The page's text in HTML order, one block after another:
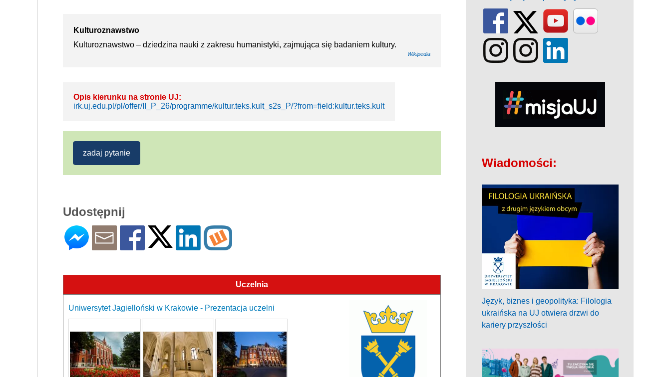
Kulturoznawstwo
Kulturoznawstwo – dziedzina nauki z zakresu humanistyki, zajmująca się badaniem kultury.
Wikipedia
Opis kierunku na stronie UJ:
irk.uj.edu.pl/pl/offer/II_P_26/programme/kultur.teks.kult_s2s_P/?from=field:kultur.teks.kult
zadaj pytanie
Udostępnij
Uczelnia
Uniwersytet Jagielloński w Krakowie - Prezentacja uczelni
Wiadomości:
Język, biznes i geopolityka: Filologia
ukraińska na UJ otwiera drzwi do
kariery przyszłości